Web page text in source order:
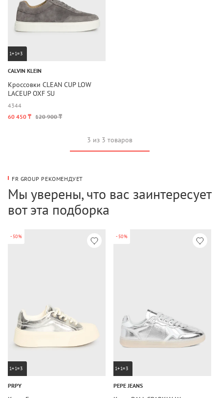
1+1=3
CALVIN KLEIN
Кроссовки CLEAN CUP LOW
LACEUP OXF SU
4344
60 450 ₸ 120 900 ₸
3 из 3 товаров
FR GROUP РЕКОМЕНДУЕТ
Мы уверены, что вас заинтересует
вот эта подборка
-50%
1+1=3
PRPY
-50%
1+1=3
PEPE JEANS